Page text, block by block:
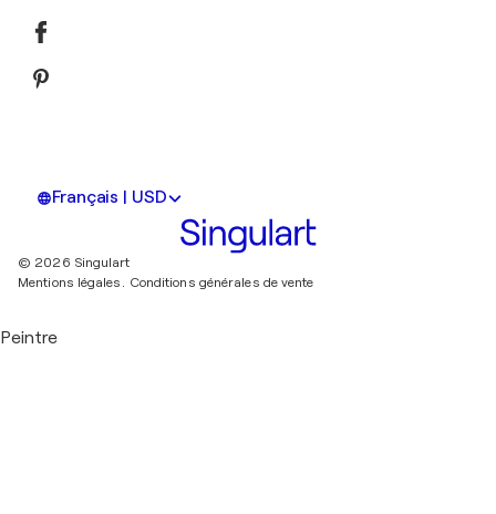
Français | USD
© 2026 Singulart
Mentions légales. Conditions générales de vente
Peintre